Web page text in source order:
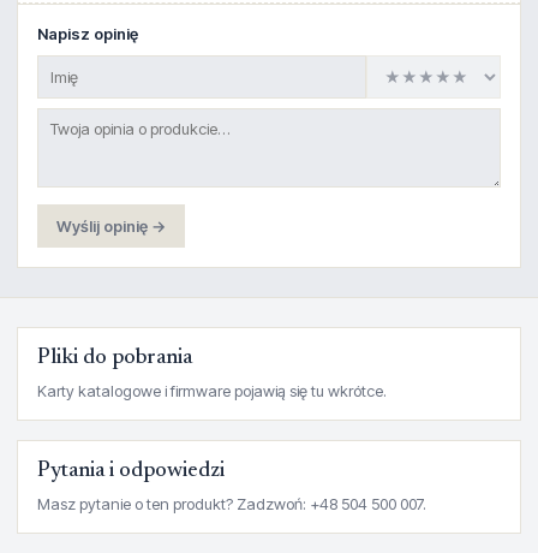
Napisz opinię
Wyślij opinię →
Pliki do pobrania
Karty katalogowe i firmware pojawią się tu wkrótce.
Pytania i odpowiedzi
Masz pytanie o ten produkt? Zadzwoń: +48 504 500 007.